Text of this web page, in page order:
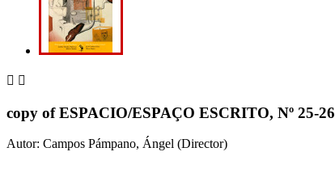
 
copy of ESPACIO/ESPAÇO ESCRITO, Nº 25-26
Autor: Campos Pámpano, Ángel (Director)